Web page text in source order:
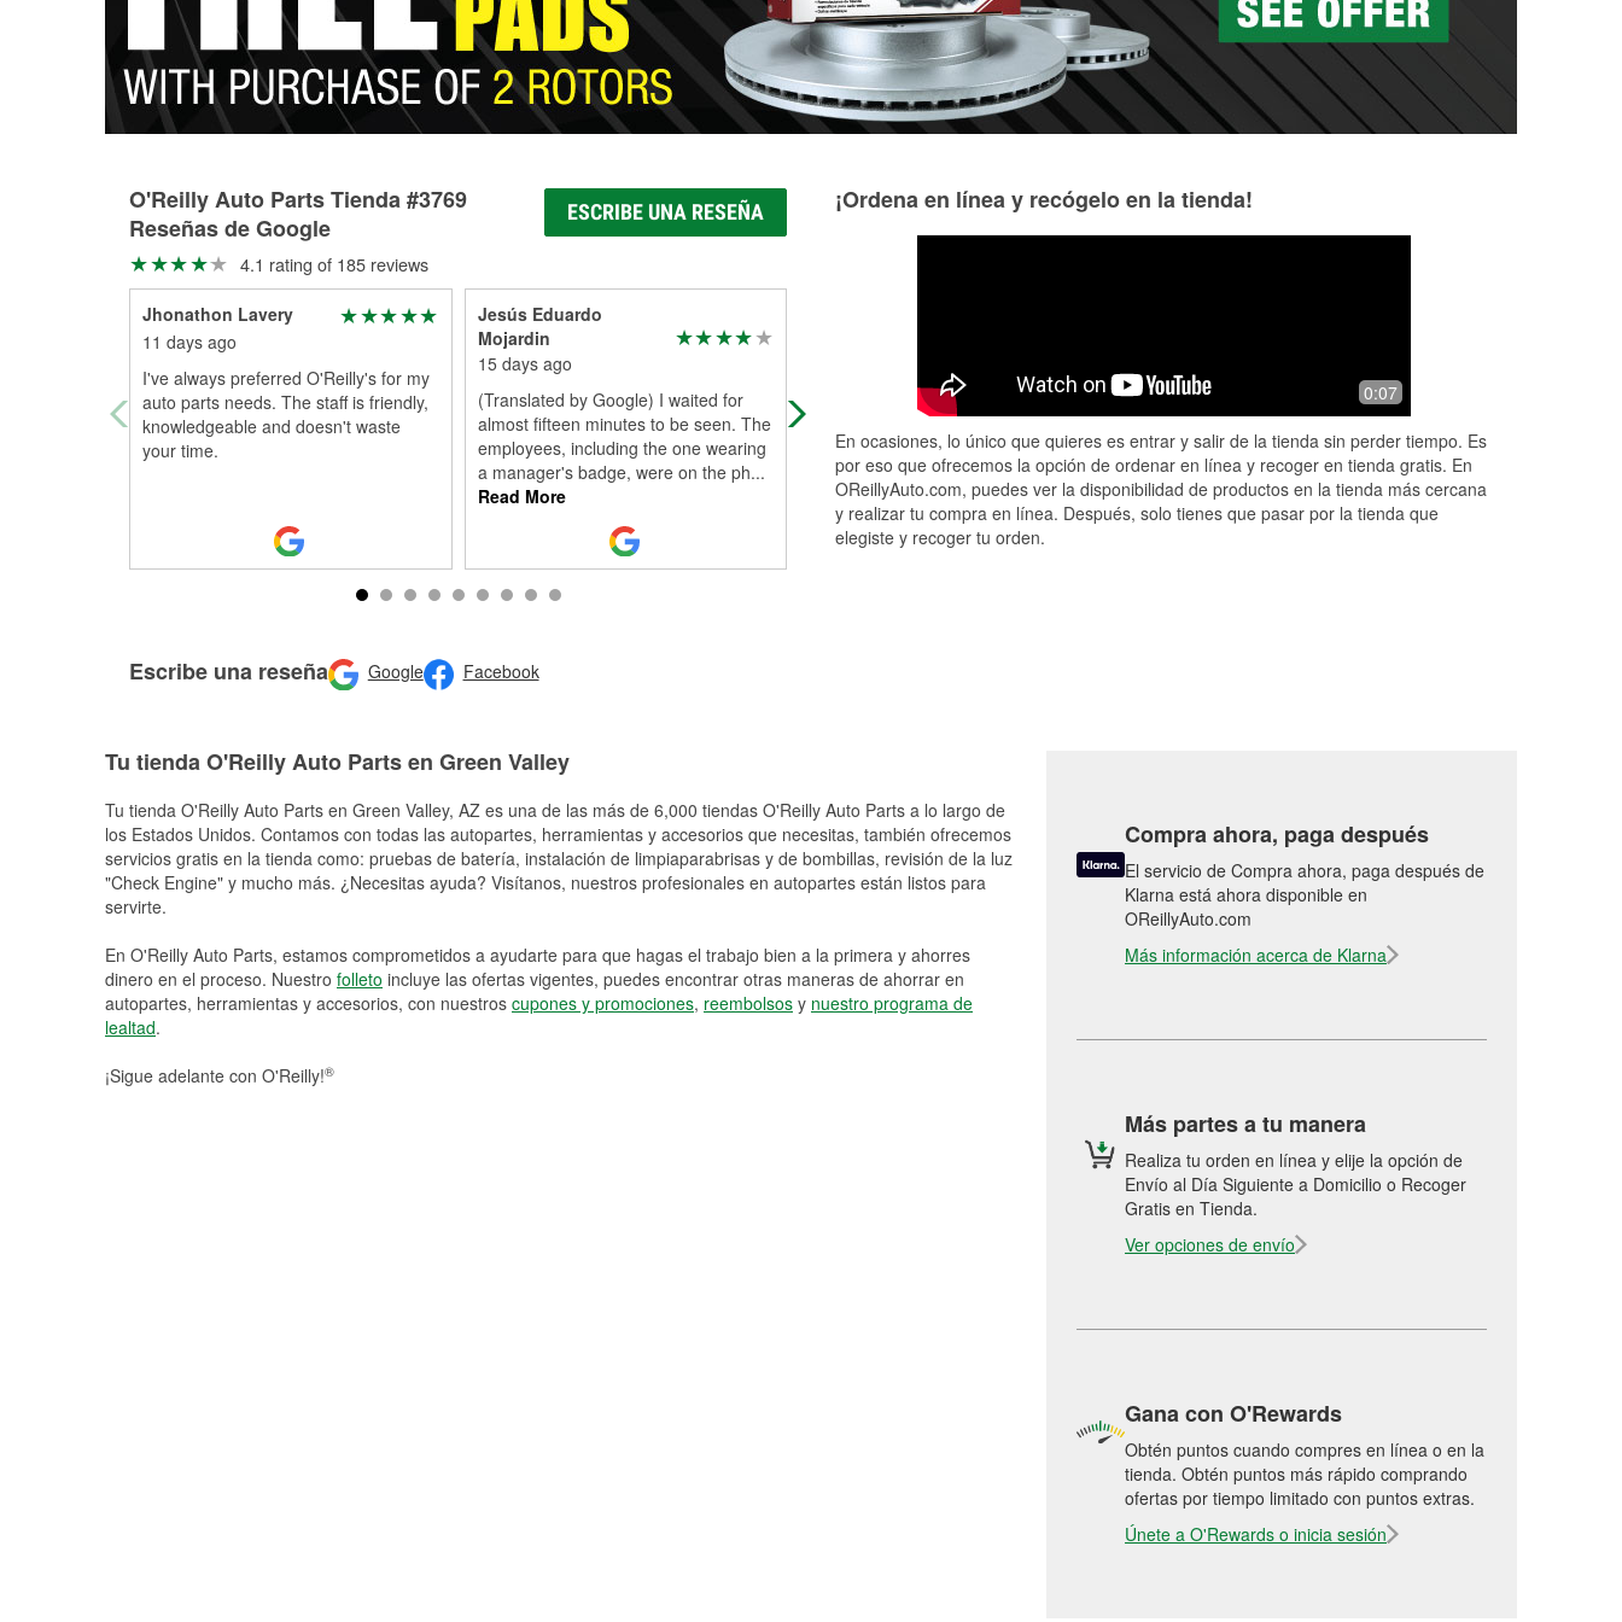
O'Reilly Auto Parts Tienda #3769
Reseñas de Google
ESCRIBE UNA RESEÑA
4.1 rating of 185 reviews
Jhonathon Lavery
11 days ago
I've always preferred O'Reilly's for my
auto parts needs. The staff is friendly,
knowledgeable and doesn't waste
your time.
Jesús Eduardo
Mojardin
15 days ago
(Translated by Google) I waited for
almost fifteen minutes to be seen. The
employees, including the one wearing
a manager's badge, were on the ph...
Read More
The employee David was the best
most informed individual that I’ve
with vehicle.he helped me replace my
tail...Read More
Easy to find many parts when you
need them
battery in my 370
Escribe una reseña Google Facebook
¡Ordena en línea y recógelo en la tienda!
0:07
En ocasiones, lo único que quieres es entrar y salir de la tienda sin perder tiempo. Es
por eso que ofrecemos la opción de ordenar en línea y recoger en tienda gratis. En
OReillyAuto.com, puedes ver la disponibilidad de productos en la tienda más cercana
y realizar tu compra en línea. Después, solo tienes que pasar por la tienda que
elegiste y recoger tu orden.
Tu tienda O'Reilly Auto Parts en Green Valley
Tu tienda O'Reilly Auto Parts en Green Valley, AZ es una de las más de 6,000 tiendas O'Reilly Auto Parts a lo largo de
los Estados Unidos. Contamos con todas las autopartes, herramientas y accesorios que necesitas, también ofrecemos
servicios gratis en la tienda como: pruebas de batería, instalación de limpiaparabrisas y de bombillas, revisión de la luz
"Check Engine" y mucho más. ¿Necesitas ayuda? Visítanos, nuestros profesionales en autopartes están listos para
servirte.
En O'Reilly Auto Parts, estamos comprometidos a ayudarte para que hagas el trabajo bien a la primera y ahorres
dinero en el proceso. Nuestro folleto incluye las ofertas vigentes, puedes encontrar otras maneras de ahorrar en
autopartes, herramientas y accesorios, con nuestros cupones y promociones, reembolsos y nuestro programa de
lealtad.
¡Sigue adelante con O'Reilly!®
Compra ahora, paga después
El servicio de Compra ahora, paga después de
Klarna está ahora disponible en
OReillyAuto.com
Más información acerca de Klarna
Más partes a tu manera
Realiza tu orden en línea y elije la opción de
Envío al Día Siguiente a Domicilio o Recoger
Gratis en Tienda.
Ver opciones de envío
Gana con O'Rewards
Obtén puntos cuando compres en línea o en la
tienda. Obtén puntos más rápido comprando
ofertas por tiempo limitado con puntos extras.
Únete a O'Rewards o inicia sesión